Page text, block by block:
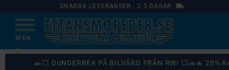
SNABBA LEVERANSER - 2-5 DAGAR local_shipping
🚗💥 DUNDERREA PÅ BILVÅRD FRÅN RW! 💥🚗🔥 20%